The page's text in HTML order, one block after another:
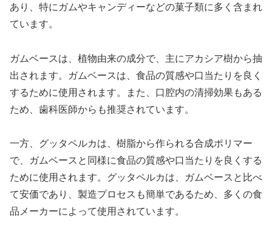
あり、特にガムやキャンディーなどの菓子類に多く含まれ
ています。
ガムベースは、植物由来の成分で、主にアカシア樹から抽
出されます。ガムベースは、食品の質感や口当たりを良く
するために使用されます。また、口腔内の清掃効果もある
ため、歯科医師からも推奨されています。
一方、グッタペルカは、樹脂から作られる合成ポリマー
で、ガムベースと同様に食品の質感や口当たりを良くする
ために使用されます。グッタペルカは、ガムベースと比べ
て安価であり、製造プロセスも簡単であるため、多くの食
品メーカーによって使用されています。